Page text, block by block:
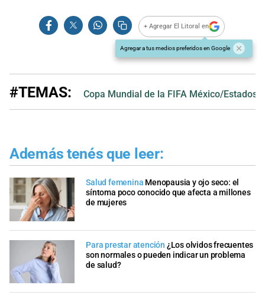
+ Agregar El Litoral en
Agregar a tus medios preferidos en Google
#TEMAS: Copa Mundial de la FIFA México/Estados
Además tenés que leer:
Salud femenina Menopausia y ojo seco: el
síntoma poco conocido que afecta a millones
de mujeres
Para prestar atención ¿Los olvidos frecuentes
son normales o pueden indicar un problema
de salud?